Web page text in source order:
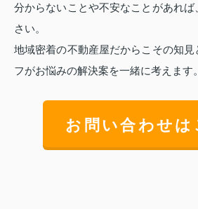
分からないことや不安なことがあれ
さい。
地域密着の不動産屋だからこその知見
フがお悩みの解決案を一緒に考えます。
お問い合わせは